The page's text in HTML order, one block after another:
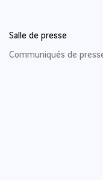
Salle de presse
Communiqués de